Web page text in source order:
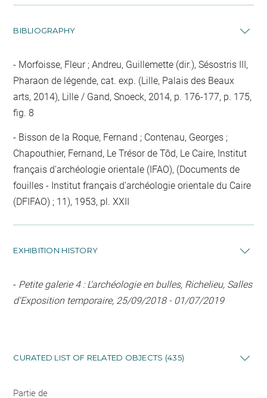
BIBLIOGRAPHY
Morfoisse, Fleur ; Andreu, Guillemette (dir.), Sésostris III,
Pharaon de légende, cat. exp. (Lille, Palais des Beaux
arts, 2014), Lille / Gand, Snoeck, 2014, p. 176-177, p. 175,
fig. 8
Bisson de la Roque, Fernand ; Contenau, Georges ;
Chapouthier, Fernand, Le Trésor de Tôd, Le Caire, Institut
français d'archéologie orientale (IFAO), (Documents de
fouilles - Institut français d'archéologie orientale du Caire
(DFIFAO) ; 11), 1953, pl. XXII
EXHIBITION HISTORY
- Petite galerie 4 : L'archéologie en bulles, Richelieu, Salles
d'Exposition temporaire, 25/09/2018 - 01/07/2019
CURATED LIST OF RELATED OBJECTS (435)
Partie de